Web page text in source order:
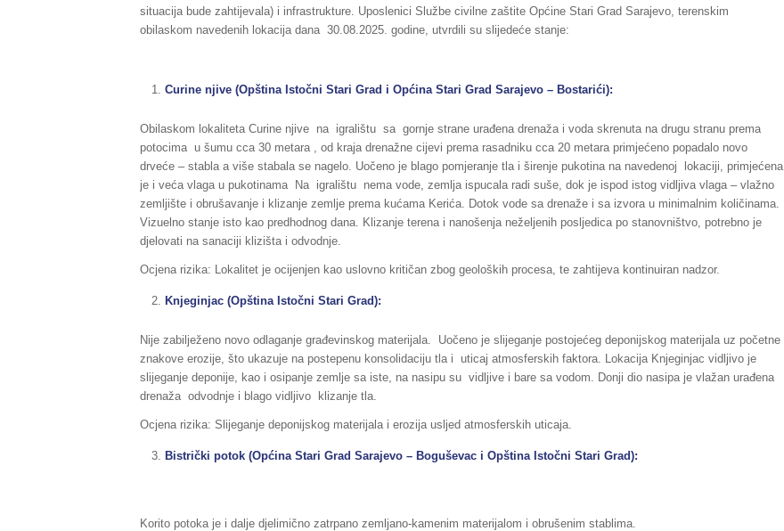
situacija bude zahtijevala) i infrastrukture. Uposlenici Službe civilne zaštite Općine Stari Grad Sarajevo, terenskim
obilaskom navedenih lokacija dana 30.08.2025. godine, utvrdili su slijedeće stanje:
Curine njive (Opština Istočni Stari Grad i Općina Stari Grad Sarajevo – Bostarići):
Obilaskom lokaliteta Curine njive na igralištu sa gornje strane urađena drenaža i voda skrenuta na drugu stranu prema
potocima u šumu cca 30 metara , od kraja drenažne cijevi prema rasadniku cca 20 metara primjećeno popadalo novo
drveće – stabla a više stabala se nagelo. Uočeno je blago pomjeranje tla i širenje pukotina na navedenoj lokaciji, primjećena
je i veća vlaga u pukotinama Na igralištu nema vode, zemlja ispucala radi suše, dok je ispod istog vidljiva vlaga – vlažno
zemljište i obrušavanje i klizanje zemlje prema kućama Kerića. Dotok vode sa drenaže i sa izvora u minimalnim količinama.
Vizuelno stanje isto kao predhodnog dana. Klizanje terena i nanošenja neželjenih posljedica po stanovništvo, potrebno je
djelovati na sanaciji klizišta i odvodnje.
Ocjena rizika: Lokalitet je ocijenjen kao uslovno kritičan zbog geoloških procesa, te zahtijeva kontinuiran nadzor.
Knjeginjac (Opština Istočni Stari Grad):
Nije zabilježeno novo odlaganje građevinskog materijala. Uočeno je slijeganje postojećeg deponijskog materijala uz početne
znakove erozije, što ukazuje na postepenu konsolidaciju tla i uticaj atmosferskih faktora. Lokacija Knjeginjac vidljivo je
slijeganje deponije, kao i osipanje zemlje sa iste, na nasipu su vidljive i bare sa vodom. Donji dio nasipa je vlažan urađena
drenaža odvodnje i blago vidljivo klizanje tla.
Ocjena rizika: Slijeganje deponijskog materijala i erozija usljed atmosferskih uticaja.
Bistrički potok (Općina Stari Grad Sarajevo – Boguševac i Opština Istočni Stari Grad):
Korito potoka je i dalje djelimično zatrpano zemljano-kamenim materijalom i obrušenim stablima.